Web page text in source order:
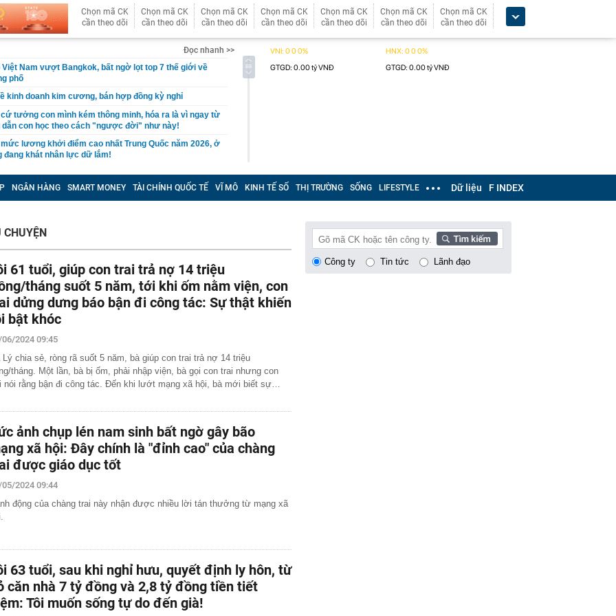
Chọn mã CK
cần theo dõi
Chọn mã CK
cần theo dõi
Chọn mã CK
cần theo dõi
Chọn mã CK
cần theo dõi
Chọn mã CK
cần theo dõi
Chọn mã CK
cần theo dõi
Chọn mã CK
cần theo dõi
Đọc nhanh >>
Việt Nam vượt Bangkok, bất ngờ lọt top 7 thế giới về
phố
kinh doanh kim cương, bán hợp đồng kỳ nghỉ
cứ tưởng con mình kém thông minh, hóa ra là vì ngay từ
dẫn con học theo cách "ngược đời" như này!
mức lương khởi điểm cao nhất Trung Quốc năm 2026, ở
đang khát nhân lực dữ lắm!
trọng về VNeID, tất cả người dùng nên biết
trường bất động sản đang tồn tại những "ốc đảo thông
thường biết nhiều hơn người mua
mệnh danh "lạnh nhất Việt Nam"
có giá hơn 20 triệu đồng nay chỉ còn 5 triệu đồng
Hòa, nhiều ki-ốt bị thiêu rụi
gọi vốn, chiếm đoạt 15 tỷ đồng
Cả đề xuất làm đường hầm xuyên núi mở ra tuyến kết
giữa vùng đất “đệ nhất danh trà” với tỉnh Phú Thọ và Thủ
nghiệp vàng tại Tây Ninh
chứng minh phong thủy rất tốt
Biên Hoà, cột khói đen bốc cao hàng chục mét
tháng làm xong hơn 60% siêu sân vận động lớn thứ hai
đài 60.000 chỗ dần thành hình, chuẩn bị lắp mái vòm
bố danh sách 13 hồ sơ đủ điều kiện mua nhà ở xã
triệu đồng/m²
rừng thuộc dạng hiếm bậc nhất thế giới, chia đôi bởi 1
chức cùng vinh danh
trong cùng một ngôi nhà
NGÂN HÀNG SMART MONEY TÀI CHÍNH QUỐC TẾ VĨ MÔ KINH TẾ SỐ THỊ TRƯỜNG SỐNG LIFESTYLE Dữ liệu F INDEX
CHUYỆN
61 tuổi, giúp con trai trả nợ 14 triệu
tháng suốt 5 năm, tới khi ốm nằm viện, con
dửng dưng báo bận đi công tác: Sự thật khiến
bật khóc
2024 09:45
Lý chia sẻ, ròng rã suốt 5 năm, bà giúp con trai trả nợ 14 triệu
tháng. Một lần, bà bị ốm, phải nhập viện, bà gọi con trai nhưng con
nói rằng bận đi công tác. Đến khi lướt mạng xã hội, bà mới biết sự…
ảnh chụp lén nam sinh bất ngờ gây bão
xã hội: Đây chính là "đỉnh cao" của chàng
được giáo dục tốt
2024 09:44
động của chàng trai này nhận được nhiều lời tán thưởng từ mạng xã
63 tuổi, sau khi nghỉ hưu, quyết định ly hôn, từ
căn nhà 7 tỷ đồng và 2,8 tỷ đồng tiền tiết
Tôi muốn sống tự do đến già!
Công ty Tin tức Lãnh đạo